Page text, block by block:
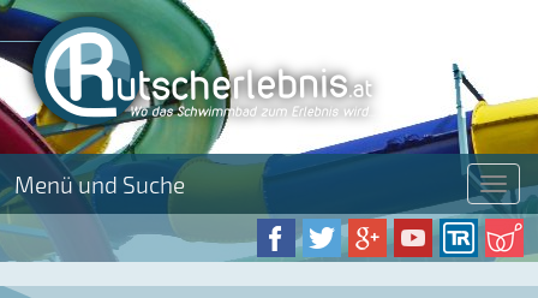
Menü und Suche Menü